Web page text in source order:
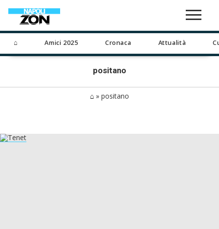
⌂ Amici 2025 Cronaca Attualità
positano
⌂ » positano